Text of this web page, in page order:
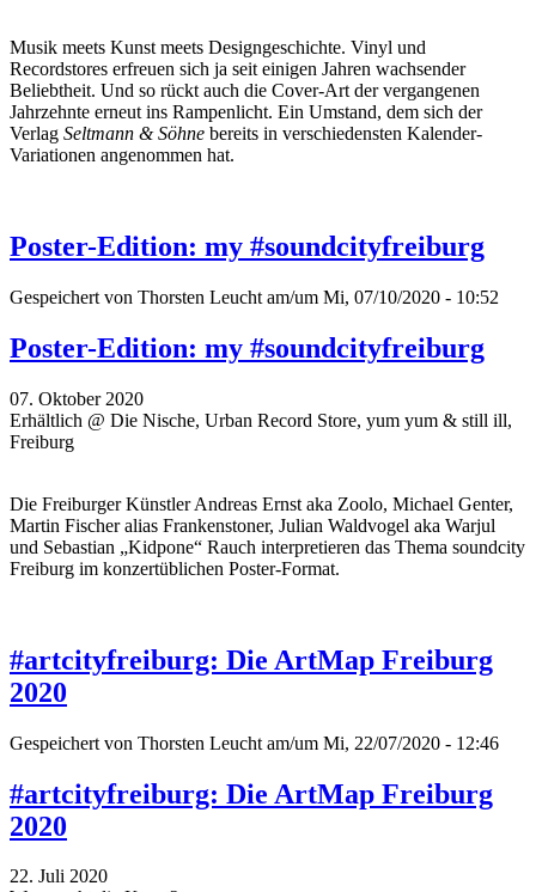
Musik meets Kunst meets Designgeschichte. Vinyl und
Recordstores erfreuen sich ja seit einigen Jahren wachsender
Beliebtheit. Und so rückt auch die Cover-Art der vergangenen
Jahrzehnte erneut ins Rampenlicht. Ein Umstand, dem sich der
Verlag Seltmann & Söhne bereits in verschiedensten Kalender-
Variationen angenommen hat.
Poster-Edition: my #soundcityfreiburg
Gespeichert von Thorsten Leucht am/um Mi, 07/10/2020 - 10:52
Poster-Edition: my #soundcityfreiburg
07. Oktober 2020
Erhältlich @ Die Nische, Urban Record Store, yum yum & still ill,
Freiburg
Die Freiburger Künstler Andreas Ernst aka Zoolo, Michael Genter,
Martin Fischer alias Frankenstoner, Julian Waldvogel aka Warjul
und Sebastian „Kidpone“ Rauch interpretieren das Thema soundcity
Freiburg im konzertüblichen Poster-Format.
#artcityfreiburg: Die ArtMap Freiburg
2020
Gespeichert von Thorsten Leucht am/um Mi, 22/07/2020 - 12:46
#artcityfreiburg: Die ArtMap Freiburg
2020
22. Juli 2020